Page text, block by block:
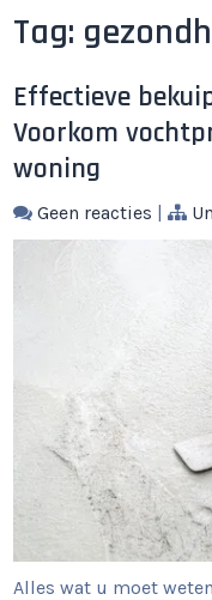
Tag:
Effectieve
Voorkom
woning
Geen reacties |
Alles wat u moet